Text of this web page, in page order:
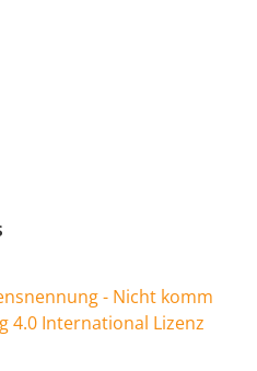
- Nicht komm
4.0 International Lizenz